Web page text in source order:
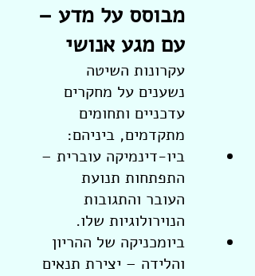
מבוסס על מדע –
עם מגע אנושי
עקרונות השיטה
נשענים על מחקרים
עדכניים ותחומים
מתקדמים, ביניהם:
ביו-דינמיקה עוברית –
התפתחות תנועת
העובר והתגובות
הנוירולוגיות שלו.
ביומכניקה של ההריון
והלידה – יצירת תנאים